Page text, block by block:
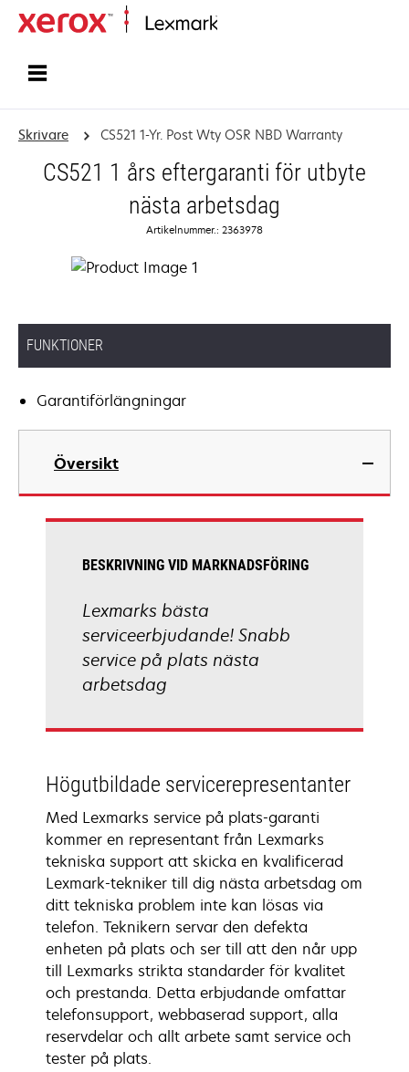
Skrivare CS521 1-Yr. Post Wty OSR NBD Warranty
CS521 1 års eftergaranti för utbyte
nästa arbetsdag
Artikelnummer.: 2363978
FUNKTIONER
Garantiförlängningar
Översikt
BESKRIVNING VID MARKNADSFÖRING
Lexmarks bästa
serviceerbjudande! Snabb
service på plats nästa
arbetsdag
Högutbildade servicerepresentanter
Med Lexmarks service på plats-garanti
kommer en representant från Lexmarks
tekniska support att skicka en kvalificerad
Lexmark-tekniker till dig nästa arbetsdag om
ditt tekniska problem inte kan lösas via
telefon. Teknikern servar den defekta
enheten på plats och ser till att den når upp
till Lexmarks strikta standarder för kvalitet
och prestanda. Detta erbjudande omfattar
telefonsupport, webbaserad support, alla
reservdelar och allt arbete samt service och
tester på plats.